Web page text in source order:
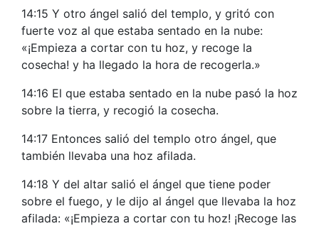
14:15 Y otro ángel salió del templo, y gritó con
fuerte voz al que estaba sentado en la nube:
«¡Empieza a cortar con tu hoz, y recoge la
cosecha! y ha llegado la hora de recogerla.»
14:16 El que estaba sentado en la nube pasó la hoz
sobre la tierra, y recogió la cosecha.
14:17 Entonces salió del templo otro ángel, que
también llevaba una hoz afilada.
14:18 Y del altar salió el ángel que tiene poder
sobre el fuego, y le dijo al ángel que llevaba la hoz
afilada: «¡Empieza a cortar con tu hoz! ¡Recoge las